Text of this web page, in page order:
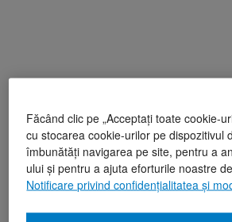
Făcând clic pe „Acceptați toate cookie-
cu stocarea cookie-urilor pe dispozitivul
îmbunătăți navigarea pe site, pentru a
ului și pentru a ajuta eforturile noastre
Notificare privind confidențialitatea și